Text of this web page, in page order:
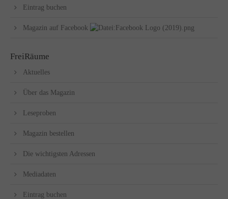
Eintrag buchen
Magazin auf Facebook
FreiRäume
Aktuelles
Über das Magazin
Leseproben
Magazin bestellen
Die wichtigsten Adressen
Mediadaten
Eintrag buchen